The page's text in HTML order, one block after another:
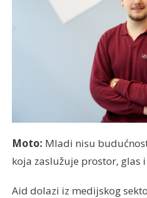
Moto: Mladi nisu
koja zaslužuje prostor, glas
Aid dolazi iz medijskog